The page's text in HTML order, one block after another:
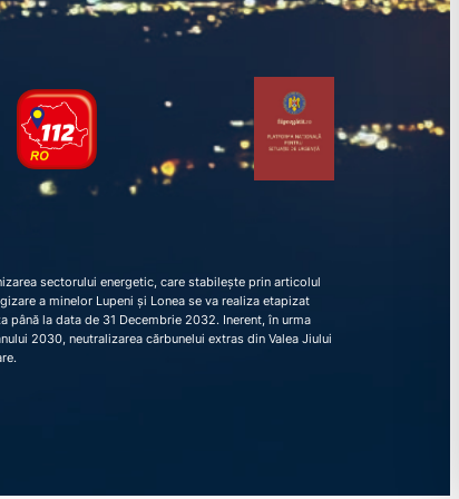
sectorului energetic, care stabilește prin articolul
a minelor Lupeni și Lonea se va realiza etapizat
până la data de 31 Decembrie 2032. Inerent, în urma
2030, neutralizarea cărbunelui extras din Valea Jiului